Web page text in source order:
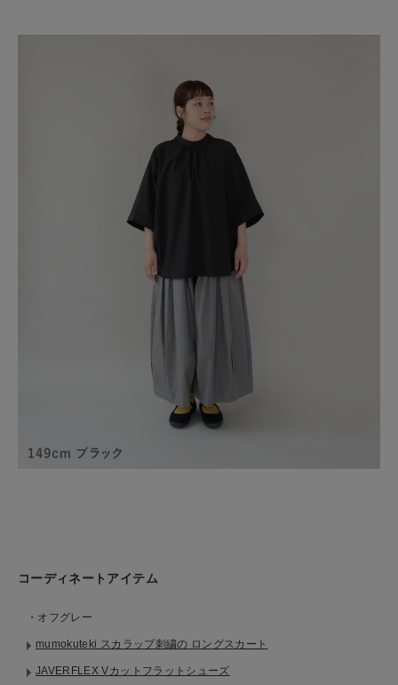
コーディネートアイテム
・オフグレー
mumokuteki スカラップ刺繍の ロングスカート
JAVERFLEX Vカットフラットシューズ